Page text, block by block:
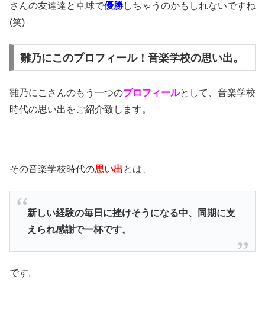
さんの友達達と卓球で優勝しちゃうのかもしれないですね
(笑)
雛乃にこのプロフィール！音楽学校の思い出。
雛乃にこさんのもう一つのプロフィールとして、音楽学校
時代の思い出をご紹介致します。
その音楽学校時代の思い出とは、
新しい経験の毎日に挫けそうになる中、同期に支
えられ感謝で一杯です。
です。